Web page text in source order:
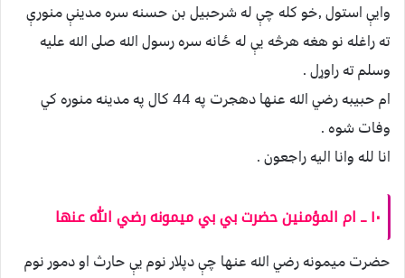
وايې استول ,خو كله چې له شرحبيل بن حسنه سره مدينې منورې
ته راغله نو هغه هرڅه يې له ځانه سره رسول الله صلى الله عليه
وسلم ته راوړل .
ام حبيبه رضي الله عنها دهجرت په 44 كال په مدينه منوره كي
وفات شوه .
انا لله وانا اليه راجعون .
١٠ ــ ام المؤمنين حضرت بي بي ميمونه رضي الله عنها
حضرت ميمونه رضي الله عنها چې دپلار نوم يې حارث او دمور نوم